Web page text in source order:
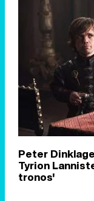
Peter
Tyrion
tronos'